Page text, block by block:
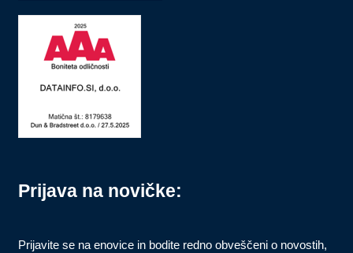
Prijava na novičke:
Prijavite se na enovice in bodite redno obveščeni o novostih,